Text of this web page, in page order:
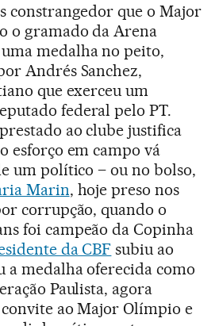
constrangedor que o Major
o gramado da Arena
medalha no peito,
Andrés Sanchez,
que exerceu um
federal pelo PT.
ao clube justifica
esforço em campo vá
um político – ou no bolso,
Marin, hoje preso nos
corrupção, quando o
foi campeão da Copinha
da CBF subiu ao
a medalha oferecida como
Paulista, agora
ao Major Olímpio e